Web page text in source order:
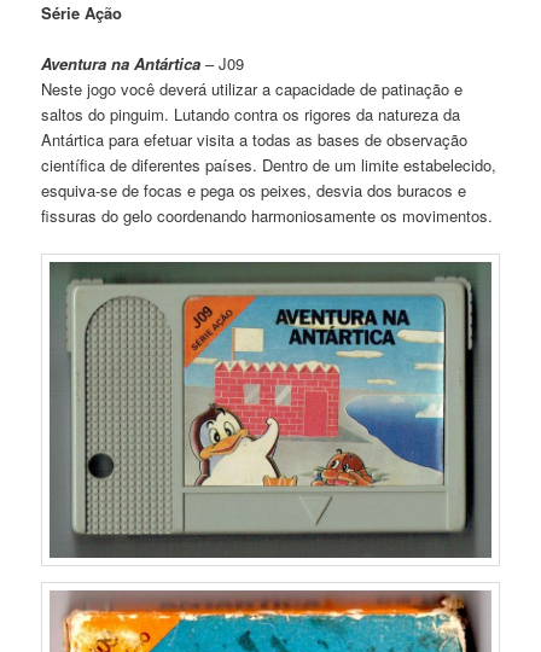
Série Ação
Aventura na Antártica – J09
Neste jogo você deverá utilizar a capacidade de patinação e
saltos do pinguim. Lutando contra os rigores da natureza da
Antártica para efetuar visita a todas as bases de observação
científica de diferentes países. Dentro de um limite estabelecido,
esquiva-se de focas e pega os peixes, desvia dos buracos e
fissuras do gelo coordenando harmoniosamente os movimentos.